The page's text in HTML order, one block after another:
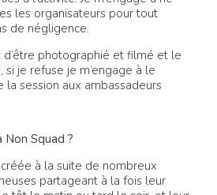
les organisateurs pour tout
de négligence.
d’être photographié et filmé et le
je refuse je m’engage à le
la session aux ambassadeurs
Non Squad ?
à la suite de nombreux
partageant à la fois leur